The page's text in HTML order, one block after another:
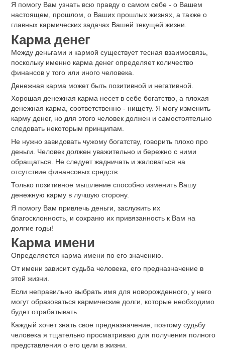
Я помогу Вам узнать всю правду о самом себе - о Вашем
настоящем, прошлом, о Ваших прошлых жизнях, а также о
главных кармических задачах Вашей текущей жизни.
Карма денег
Между деньгами и кармой существует тесная взаимосвязь,
поскольку именно карма денег определяет количество
финансов у того или иного человека.
Денежная карма может быть позитивной и негативной.
Хорошая денежная карма несет в себе богатство, а плохая
денежная карма, соответственно - нищету. Я могу изменить
карму денег, но для этого человек должен и самостоятельно
следовать некоторым принципам.
Не нужно завидовать чужому богатству, говорить плохо про
деньги. Человек должен уважительно и бережно с ними
обращаться. Не следует жадничать и жаловаться на
отсутствие финансовых средств.
Только позитивное мышление способно изменить Вашу
денежную карму в лучшую сторону.
Я помогу Вам привлечь деньги, заслужить их
благосклонность, и сохраню их привязанность к Вам на
долгие годы!
Карма имени
Определяется карма имени по его значению.
От имени зависит судьба человека, его предназначение в
этой жизни.
Если неправильно выбрать имя для новорожденного, у него
могут образоваться кармические долги, которые необходимо
будет отрабатывать.
Каждый хочет знать свое предназначение, поэтому судьбу
человека я тщательно просматриваю для получения полного
представления о его цели в жизни.